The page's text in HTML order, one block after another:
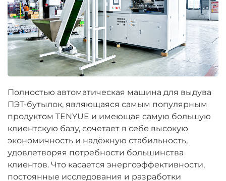
Полностью автоматическая машина для выдува
ПЭТ-бутылок, являющаяся самым популярным
продуктом TENYUE и имеющая самую большую
клиентскую базу, сочетает в себе высокую
экономичность и надёжную стабильность,
удовлетворяя потребности большинства
клиентов. Что касается энергоэффективности,
постоянные исследования и разработки